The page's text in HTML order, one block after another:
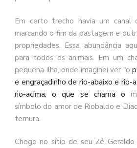
Em certo trecho havia um canal
marcando o fim da pastagem e
propriedades. Essa abundância
para todos os animais. Em um
pequena ilha, onde imaginei ver “o
e engraçadinho de rio-abaixo e rio-
rio-acima: o que se chama o
símbolo do amor de Riobaldo e
ternura.
Chego no sítio de seu Zé Geraldo